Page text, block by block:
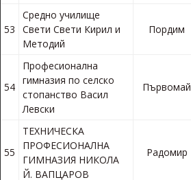
53
Средно училище
Свети Свети Кирил и
Методий
Пордим
54
Професионална
гимназия по селско
стопанство Васил
Левски
Първомай
55
ТЕХНИЧЕСКА
ПРОФЕСИОНАЛНА
ГИМНАЗИЯ НИКОЛА
Й. ВАПЦАРОВ
Радомир